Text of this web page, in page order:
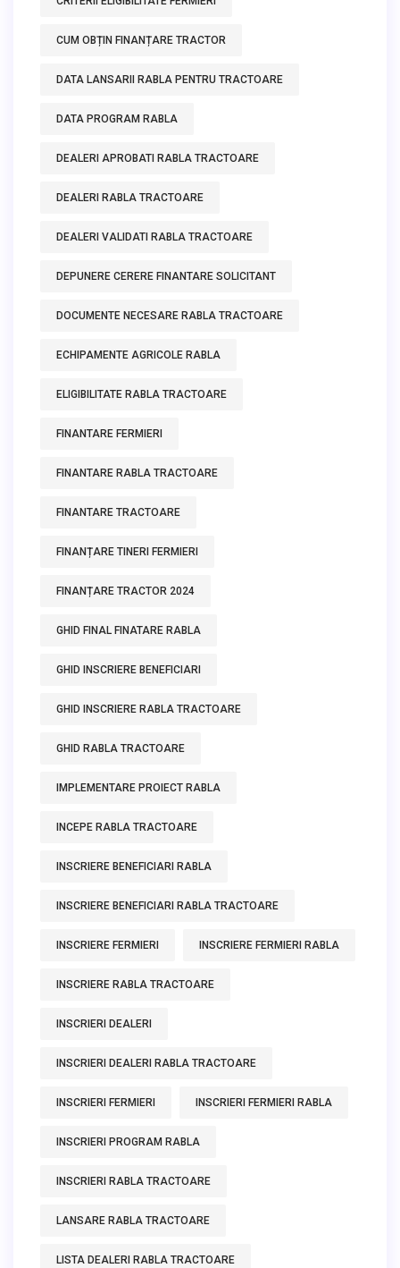
CUM OBȚIN FINANȚARE TRACTOR
DATA LANSARII RABLA PENTRU TRACTOARE
DATA PROGRAM RABLA
DEALERI APROBATI RABLA TRACTOARE
DEALERI RABLA TRACTOARE
DEALERI VALIDATI RABLA TRACTOARE
DEPUNERE CERERE FINANTARE SOLICITANT
DOCUMENTE NECESARE RABLA TRACTOARE
ECHIPAMENTE AGRICOLE RABLA
ELIGIBILITATE RABLA TRACTOARE
FINANTARE FERMIERI
FINANTARE RABLA TRACTOARE
FINANTARE TRACTOARE
FINANȚARE TINERI FERMIERI
FINANȚARE TRACTOR 2024
GHID FINAL FINATARE RABLA
GHID INSCRIERE BENEFICIARI
GHID INSCRIERE RABLA TRACTOARE
GHID RABLA TRACTOARE
IMPLEMENTARE PROIECT RABLA
INCEPE RABLA TRACTOARE
INSCRIERE BENEFICIARI RABLA
INSCRIERE BENEFICIARI RABLA TRACTOARE
INSCRIERE FERMIERI INSCRIERE FERMIERI RABLA
INSCRIERE RABLA TRACTOARE
INSCRIERI DEALERI
INSCRIERI DEALERI RABLA TRACTOARE
INSCRIERI FERMIERI INSCRIERI FERMIERI RABLA
INSCRIERI PROGRAM RABLA
INSCRIERI RABLA TRACTOARE
LANSARE RABLA TRACTOARE
LISTA DEALERI RABLA TRACTOARE